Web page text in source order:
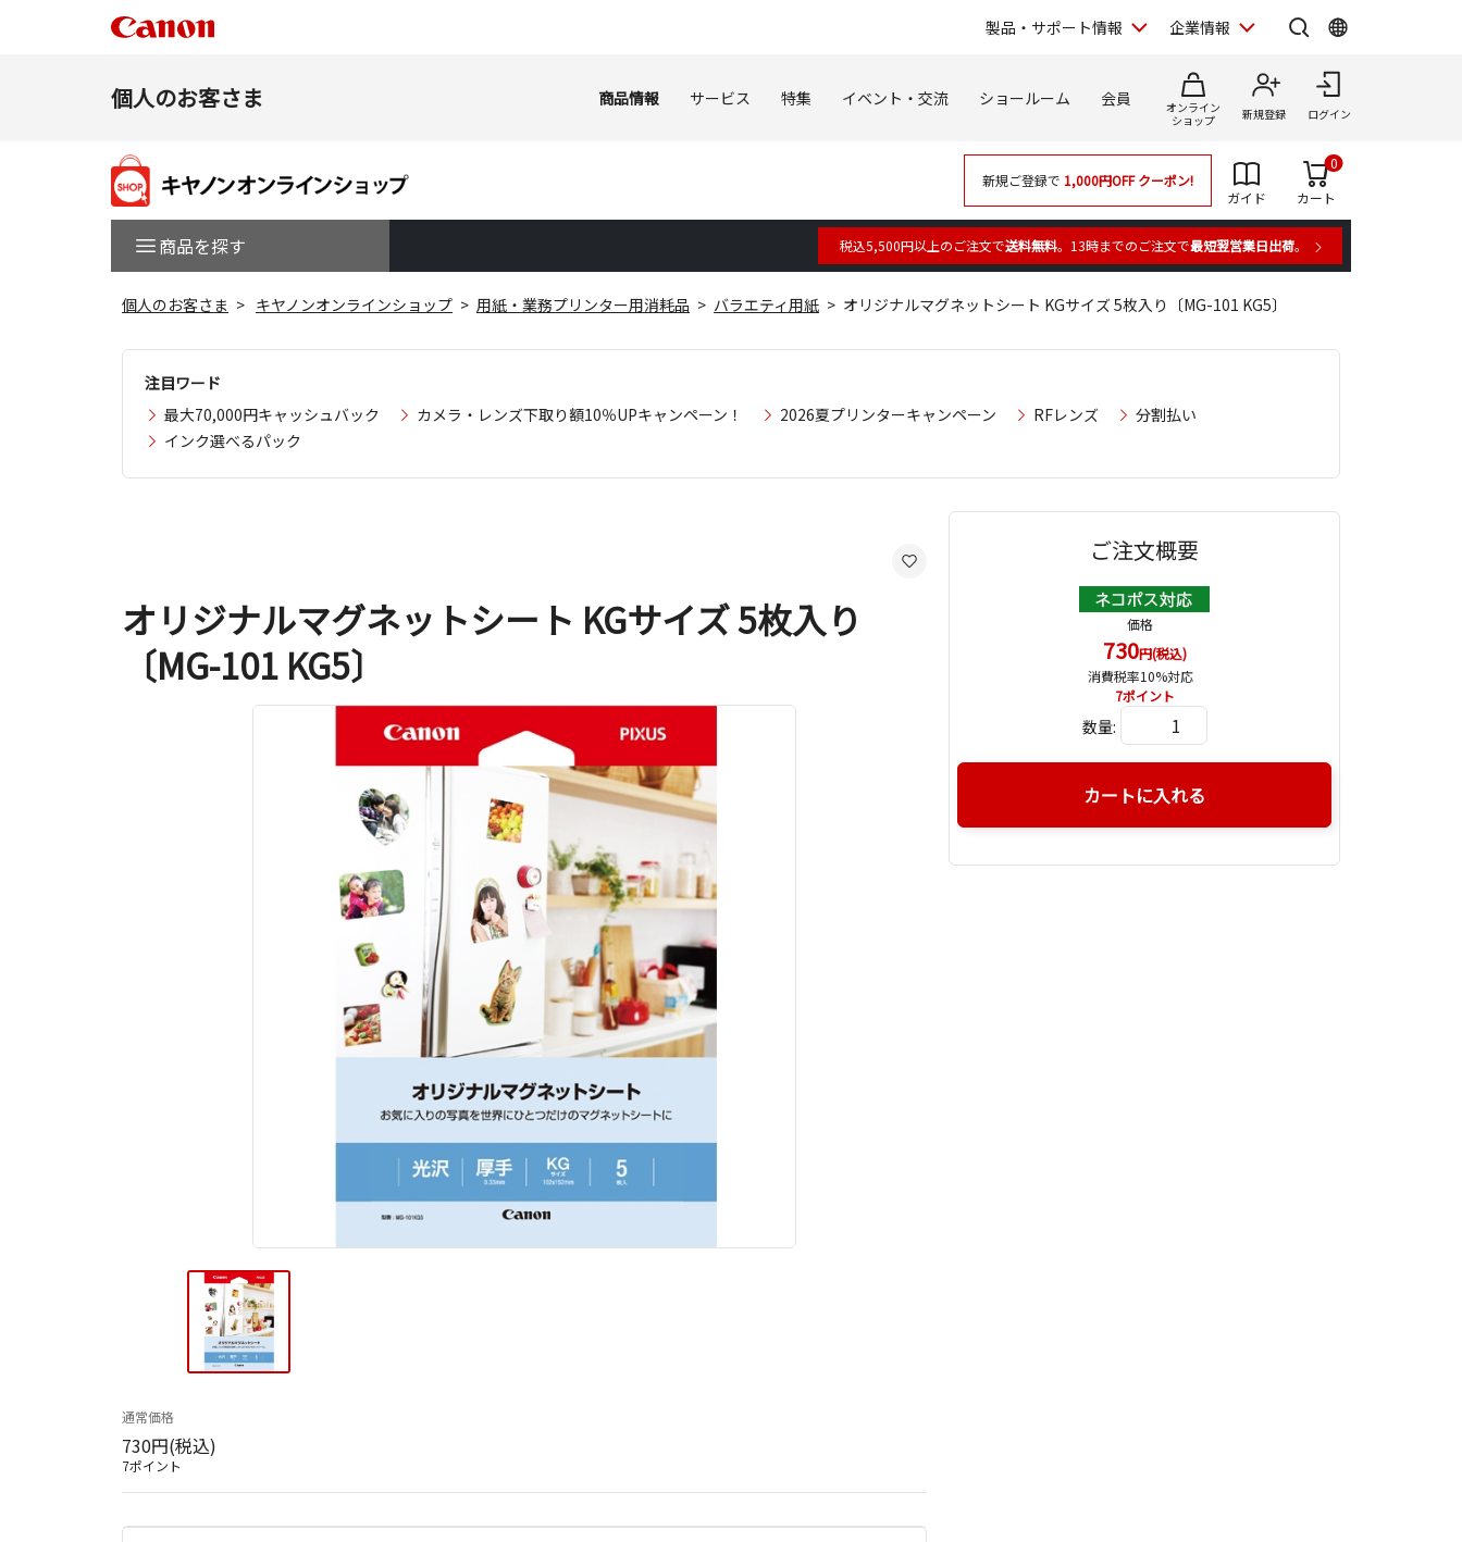
製品・サポート情報 企業情報
個人のお客さま 商品情報 サービス 特集 イベント・交流 ショールーム 会員
オンライン
ショップ
新規登録 ログイン
商品を探す
新規ご登録で 1,000円OFFクーポン!
ガイド
カート
0
税込5,500円以上のご注文で送料無料。13時までのご注文で最短翌営業日出荷。
個人のお客さま キヤノンオンラインショップ 用紙・業務プリンター用消耗品 バラエティ用紙 オリジナルマグネットシート KGサイズ 5枚入り〔MG-101 KG5〕
注目ワード
最大70,000円キャッシュバック
カメラ・レンズ下取り額10％UPキャンペーン！ 2026夏プリンターキャンペーン RFレンズ
分割払い
インク選べるパック
オリジナルマグネットシート KGサイズ 5枚入り
〔MG-101 KG5〕
通常価格
730円(税込)
7ポイント
ご注文概要
価格
730円(税込)
消費税率10%対応
7ポイント
数量:
カートに入れる